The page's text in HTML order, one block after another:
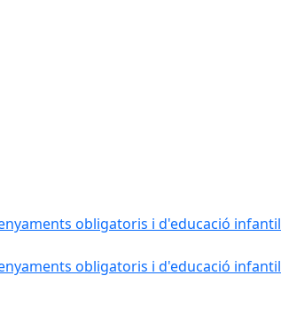
obligatoris i d'educació infantil
obligatoris i d'educació infantil